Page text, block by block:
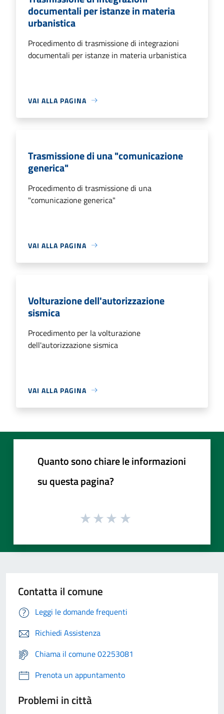
documentali per istanze in materia
urbanistica
Procedimento di trasmissione di integrazioni
documentali per istanze in materia urbanistica
VAI ALLA PAGINA
Trasmissione di una "comunicazione
generica"
Procedimento di trasmissione di una
"comunicazione generica"
VAI ALLA PAGINA
Volturazione dell'autorizzazione
sismica
Procedimento per la volturazione
dell'autorizzazione sismica
VAI ALLA PAGINA
Quanto sono chiare le informazioni
su questa pagina?
Contatta il comune
Leggi le domande frequenti
Richiedi Assistenza
Chiama il comune 02253081
Prenota un appuntamento
Problemi in città